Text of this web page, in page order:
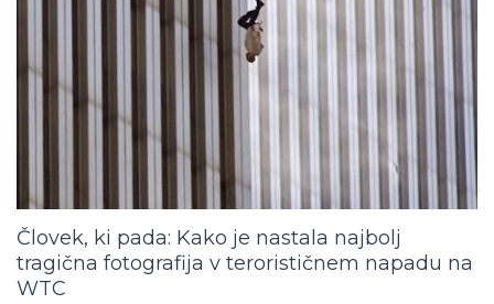
Človek, ki pada: Kako je nastala najbolj
tragična fotografija v terorističnem napadu na
WTC